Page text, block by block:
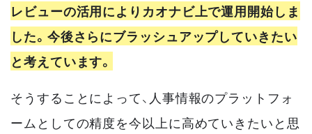
レビューの活用によりカオナビ上で運用開始しま
した。今後さらにブラッシュアップしていきたい
と考えています。
そうすることによって、人事情報のプラットフォ
ームとしての精度を今以上に高めていきたいと思